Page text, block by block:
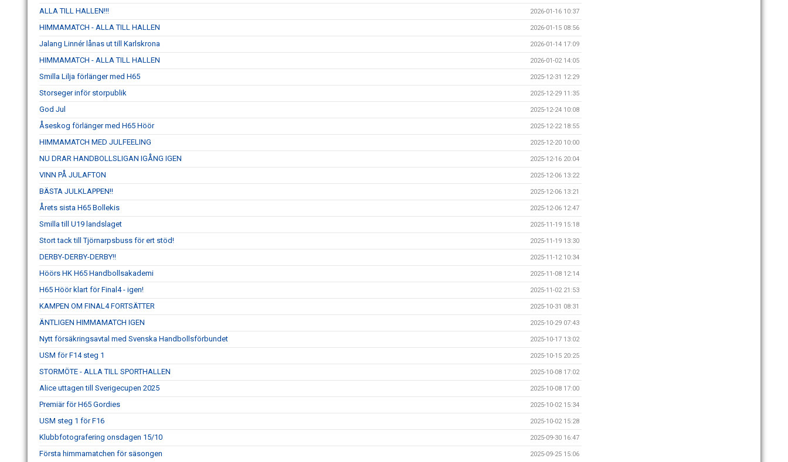
ALLA TILL HALLEN!!! 2026-01-16 10:37
HIMMAMATCH - ALLA TILL HALLEN 2026-01-15 08:56
Jalang Linnér lånas ut till Karlskrona 2026-01-14 17:09
HIMMAMATCH - ALLA TILL HALLEN 2026-01-02 14:05
Smilla Lilja förlänger med H65 2025-12-31 12:29
Storseger inför storpublik 2025-12-29 11:35
God Jul 2025-12-24 10:08
Åseskog förlänger med H65 Höör 2025-12-22 18:55
HIMMAMATCH MED JULFEELING 2025-12-20 10:00
NU DRAR HANDBOLLSLIGAN IGÅNG IGEN 2025-12-16 20:04
VINN PÅ JULAFTON 2025-12-06 13:22
BÄSTA JULKLAPPEN!! 2025-12-06 13:21
Årets sista H65 Bollekis 2025-12-06 12:47
Smilla till U19 landslaget 2025-11-19 15:18
Stort tack till Tjörnarpsbuss för ert stöd! 2025-11-19 13:30
DERBY-DERBY-DERBY!! 2025-11-12 10:34
Höörs HK H65 Handbollsakademi 2025-11-08 12:14
H65 Höör klart för Final4 - igen! 2025-11-02 21:53
KAMPEN OM FINAL4 FORTSÄTTER 2025-10-31 08:31
ÄNTLIGEN HIMMAMATCH IGEN 2025-10-29 07:43
Nytt försäkringsavtal med Svenska Handbollsförbundet 2025-10-17 13:02
USM för F14 steg 1 2025-10-15 20:25
STORMÖTE - ALLA TILL SPORTHALLEN 2025-10-08 17:02
Alice uttagen till Sverigecupen 2025 2025-10-08 17:00
Premiär för H65 Gordies 2025-10-02 15:34
USM steg 1 för F16 2025-10-02 15:28
Klubbfotografering onsdagen 15/10 2025-09-30 16:47
Första himmamatchen för säsongen 2025-09-25 15:06